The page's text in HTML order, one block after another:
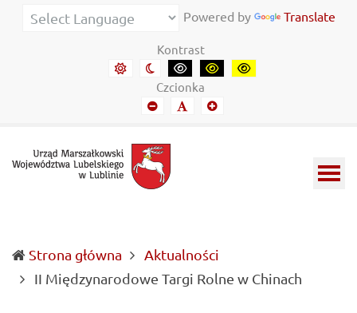
Urząd Marszałkowski Województwa Lubelskiego w
Informacje o wojewódzkich władzach samorządowych i
Powered by Translate
Kontrast
Domyślny kontrast
Kontrast nocny
Kontrast czarny-biały
Kontrast czarny-żółty
Kontrast żółto-
Czcionka
Mniejszy fontDomyślny font
Mniejszy font
Strona główna
Aktualności
II Międzynarodowe Targi Rolne w Chinach